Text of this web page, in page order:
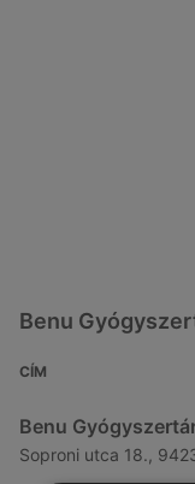
Benu
CÍM
Benu
Soproni utca 18.,